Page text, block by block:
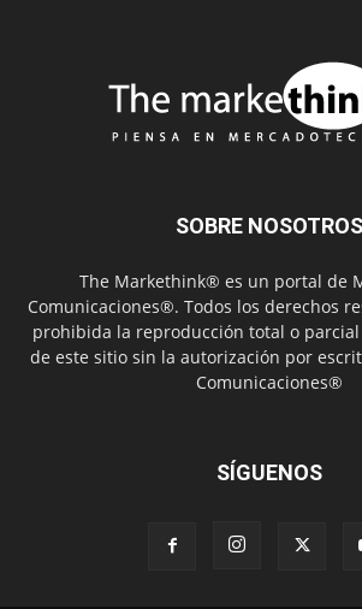
SOBRE NOSOTROS
The Markethink® es un portal de
Comunicaciones®. Todos los derechos
prohibida la reproducción total o
de este sitio sin la autorización por
Comunicaciones®
SÍGUENOS